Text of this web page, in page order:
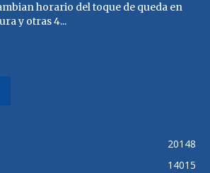
horario del toque de queda en
y otras 4...
20148
14015